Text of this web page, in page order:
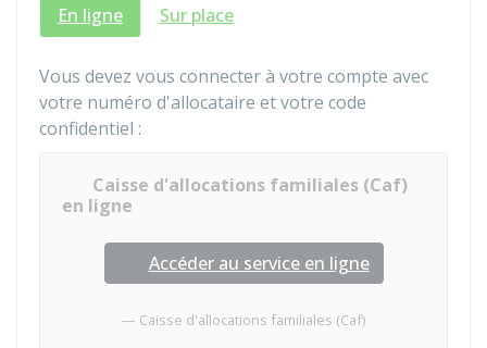
En ligne
Sur place
Vous devez vous connecter à votre compte avec
votre numéro d'allocataire et votre code
confidentiel :
Caisse d'allocations familiales (Caf)
en ligne
Accéder au service en ligne
Caisse d'allocations familiales (Caf)